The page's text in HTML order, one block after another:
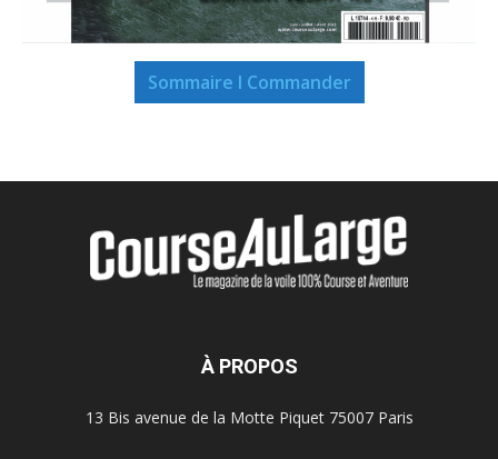
Sommaire I Commander
À PROPOS
13 Bis avenue de la Motte Piquet 75007 Paris